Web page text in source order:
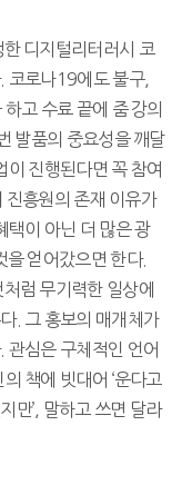
디지털리터러시 코
코로나19에도 불구,
하고 수료 끝에 줌 강의
발품의 중요성을 깨달
이 진행된다면 꼭 참여
진흥원의 존재 이유가
택이 아닌 더 많은 광
을 얻어갔으면 한다.
럼 무기력한 일상에
. 그 홍보의 매개체가
관심은 구체적인 언어
책에 빗대어 ‘운다고
만’, 말하고 쓰면 달라